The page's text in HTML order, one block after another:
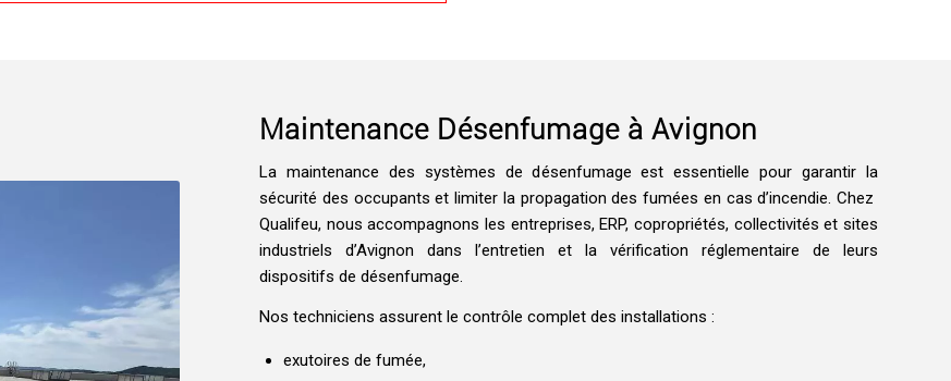
Maintenance Désenfumage à Avignon
La maintenance des systèmes de désenfumage est essentielle pour garantir la
sécurité des occupants et limiter la propagation des fumées en cas d’incendie. Chez
Qualifeu, nous accompagnons les entreprises, ERP, copropriétés, collectivités et sites
industriels d’Avignon dans l’entretien et la vérification réglementaire de leurs
dispositifs de désenfumage.
Nos techniciens assurent le contrôle complet des installations :
exutoires de fumée,